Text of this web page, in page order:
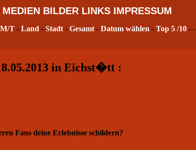
MEDIEN BILDER LINKS IMPRESSUM
T- Land - Stadt- Gesamt- Datum wählen - Top 5 /10- -
in Eichst�tt :
Fans deine Erlebnisse schildern?